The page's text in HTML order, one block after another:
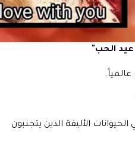
الأليفة الذين يتجنبون